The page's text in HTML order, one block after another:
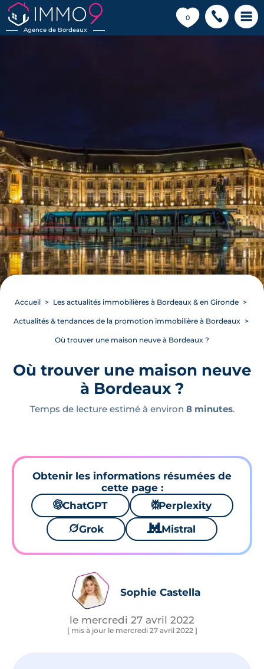
Agence de Bordeaux
0
💗
Accueil Les actualités immobilières à Bordeaux & en Gironde
Actualités & tendances de la promotion immobilière à Bordeaux
Où trouver une maison neuve à Bordeaux ?
Où trouver une maison neuve
à Bordeaux ?
Temps de lecture estimé à environ 8 minutes.
Obtenir les informations résumées de
cette page :
🌌ChatGPT ⚙Perplexity
🪐Grok 🐱 Mistral
Sophie Castella
le mercredi 27 avril 2022
[ mis à jour le mercredi 27 avril 2022 ]